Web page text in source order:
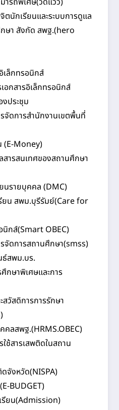
ตนักเรียนและระบบการดูแล
ษา สังกัด สพฐ.(hero
เล็กทรอนิกส์
อกสารอิเล็กทรอนิกส์
ประชุม
จัดการสำนักงานเขตพื้นที่
(E-Money)
สารสนเทศของสถานศึกษา
นรายบุคคล (DMC)
ยน สพม.บุรีรัมย์(Care for
นิกส์(Smart OBEC)
จัดการสถานศึกษา(smss)
ธ์สพม.บร.
กษาพิเศษและการ
วัสดิการการรักษา
คลสพฐ.(HRMS.OBEC)
ช้สารเสพติดในสถาน
จังหวัด(NISPA)
BUDGET)
รียน(Admission)